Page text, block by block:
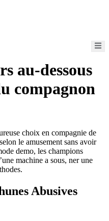
au-dessous
compagnon
choix en compagnie de
le amusement sans avoir
demo, les champions
machine a sous, ner une
Abusives